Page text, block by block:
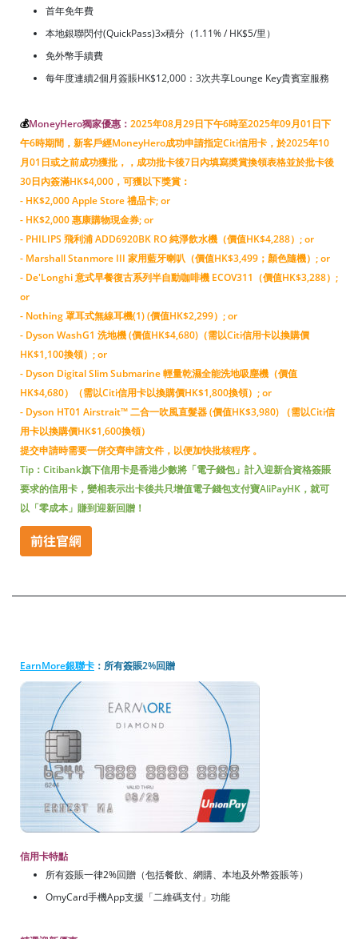
首年免年費
本地銀聯閃付(QuickPass)3x積分（1.11% / HK$5/里）
免外幣手續費
每年度連續2個月簽賬HK$12,000：3次共享Lounge Key貴賓室服務
💰MoneyHero獨家優惠： 2025年08月29日下午6時至2025年09月01日下
午6時期間，新客戶經MoneyHero成功申請指定Citi信用卡，於2025年10
月01日或之前成功獲批，，成功批卡後7日內填寫奬賞換領表格並於批卡後
30日內簽滿HK$4,000，可獲以下獎賞：
- HK$2,000 Apple Store 禮品卡; or
- HK$2,000 惠康購物現金券; or
- PHILIPS 飛利浦 ADD6920BK RO 純淨飲水機（價值HK$4,288）; or
- Marshall Stanmore III 家用藍牙喇叭（價值HK$3,499；顏色隨機）; or
- De'Longhi 意式早餐復古系列半自動咖啡機 ECOV311（價值HK$3,288）;
or
- Nothing 罩耳式無線耳機(1) (價值HK$2,299）; or
- Dyson WashG1 洗地機 (價值HK$4,680)（需以Citi信用卡以換購價
HK$1,100換領）; or
- Dyson Digital Slim Submarine 輕量乾濕全能洗地吸塵機（價值
HK$4,680）（需以Citi信用卡以換購價HK$1,800換領）; or
- Dyson HT01 Airstrait™ 二合一吹風直髮器 (價值HK$3,980) （需以Citi信
用卡以換購價HK$1,600換領）
提交申請時需要一併交齊申請文件，以便加快批核程序 。
Tip：Citibank旗下信用卡是香港少數將「電子錢包」計入迎新合資格簽賬
要求的信用卡，變相表示出卡後共只增值電子錢包支付寶AliPayHK，就可
以「零成本」賺到迎新回贈！
EarnMore銀聯卡 ：所有簽賬2%回贈
信用卡特點
所有簽賬一律2%回贈（包括餐飲、網購、本地及外幣簽賬等）
OmyCard手機App支援「二維碼支付」功能